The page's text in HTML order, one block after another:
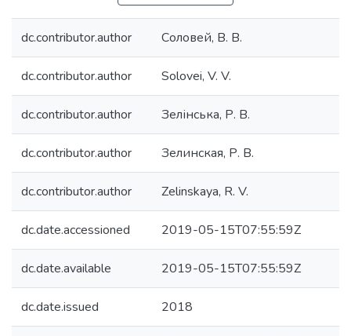
dc.contributor.author Соловей, В. В.
dc.contributor.author Solovei, V. V.
dc.contributor.author Зелінська, Р. В.
dc.contributor.author Зелинская, Р. В.
dc.contributor.author Zelinskaya, R. V.
dc.date.accessioned 2019-05-15T07:55:59Z
dc.date.available 2019-05-15T07:55:59Z
dc.date.issued 2018